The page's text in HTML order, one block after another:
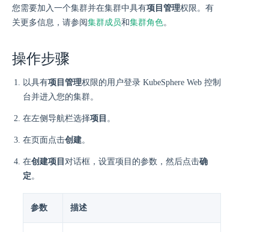
您需要加入一个集群并在集群中具有项目管理权限。有
关更多信息，请参阅集群成员和集群角色。
操作步骤
以具有项目管理权限的用户登录 KubeSphere Web 控制
台并进入您的集群。
在左侧导航栏选择项目 。
在页面点击创建。
在创建项目 对话框，设置项目的参数，然后点击确
定。
参数 描述